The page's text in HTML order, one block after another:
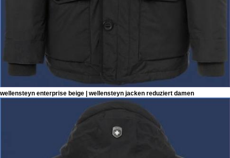
wellensteyn enterprise beige | wellensteyn jacken reduziert damen